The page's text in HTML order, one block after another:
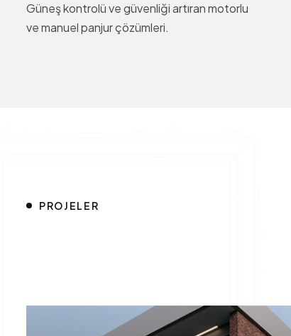
Güneş kontrolü ve güvenliği artıran motorlu
ve manuel panjur çözümleri.
PROJELER